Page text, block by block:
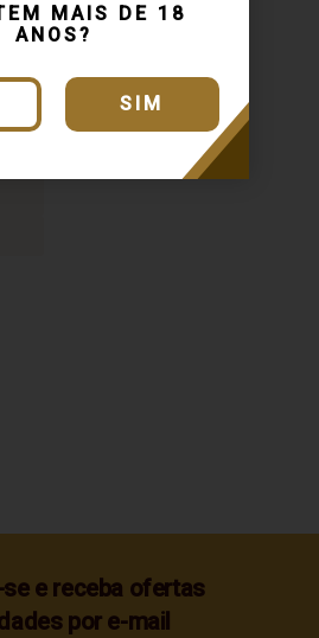
MAIS DE 18
ANOS?
SIM
e receba ofertas
por e-mail